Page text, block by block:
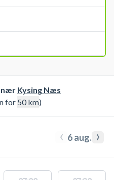
nær Kysing Næs
for 50km)
‹ 6 aug. ›